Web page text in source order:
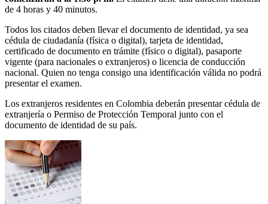
de 4 horas y 40 minutos.
Todos los citados deben llevar el documento de identidad, ya sea
cédula de ciudadanía (física o digital), tarjeta de identidad,
certificado de documento en trámite (físico o digital), pasaporte
vigente (para nacionales o extranjeros) o licencia de conducción
nacional. Quien no tenga consigo una identificación válida no podrá
presentar el examen.
Los extranjeros residentes en Colombia deberán presentar cédula de
extranjería o Permiso de Protección Temporal junto con el
documento de identidad de su país.